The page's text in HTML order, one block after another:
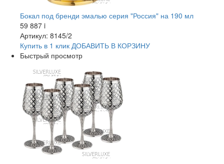
Бокал под бренди эмалью серия "Россия" на 190 мл
59 887 i
Артикул: 8145/2
Купить в 1 клик ДОБАВИТЬ В КОРЗИНУ
Быстрый просмотр